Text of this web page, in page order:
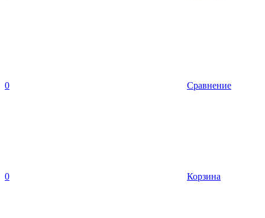
0 Сравнение
0 Корзина